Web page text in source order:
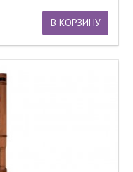
В КОРЗИНУ